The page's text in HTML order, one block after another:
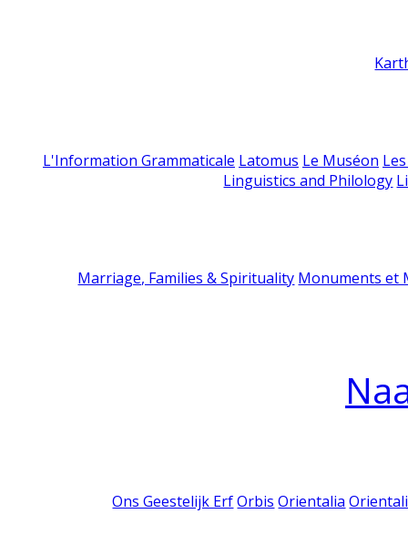
L'Information Grammaticale Latomus Le Muséon
Linguistics and Philology
Marriage, Families & Spirituality Monuments et
Ons Geestelijk Erf Orbis Orientalia